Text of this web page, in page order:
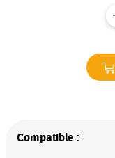
Compatible :